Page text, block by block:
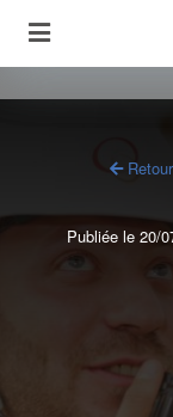
Retour
Publiée le 20/